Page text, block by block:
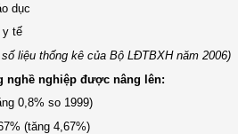
dục
y tế
liệu thống kê của Bộ LĐTBXH năm 2006)
nghề nghiệp được nâng lên:
0,8% so 1999)
(tăng 4,67%)